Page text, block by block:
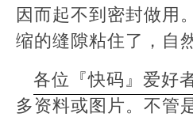
因而起不到密封做用
缩的缝隙粘住了，自
各位『快码』爱好
多资料或图片。不管